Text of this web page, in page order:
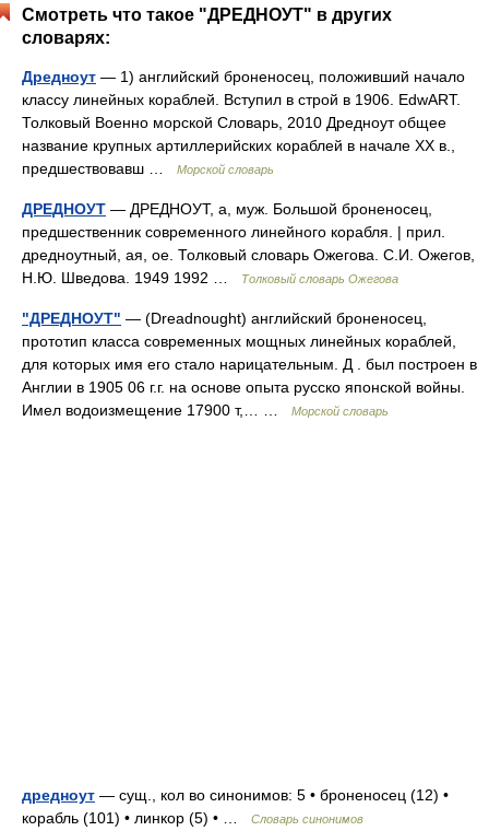
Смотреть что такое "ДРЕДНОУТ" в других
словарях:
Дредноут — 1) английский броненосец, положивший начало
классу линейных кораблей. Вступил в строй в 1906. EdwART.
Толковый Военно морской Словарь, 2010 Дредноут общее
название крупных артиллерийских кораблей в начале XX в.,
предшествовавш …
Морской словарь
ДРЕДНОУТ — ДРЕДНОУТ, а, муж. Большой броненосец,
предшественник современного линейного корабля. | прил.
дредноутный, ая, ое. Толковый словарь Ожегова. С.И. Ожегов,
Н.Ю. Шведова. 1949 1992 …
Толковый словарь Ожегова
"ДРЕДНОУТ" — (Dreadnought) английский броненосец,
прототип класса современных мощных линейных кораблей,
для которых имя его стало нарицательным. Д . был построен в
Англии в 1905 06 г.г. на основе опыта русско японской войны.
Имел водоизмещение 17900 т,… …
Морской словарь
дредноут — сущ., кол во синонимов: 5 • броненосец (12) •
корабль (101) • линкор (5) • …
Словарь синонимов